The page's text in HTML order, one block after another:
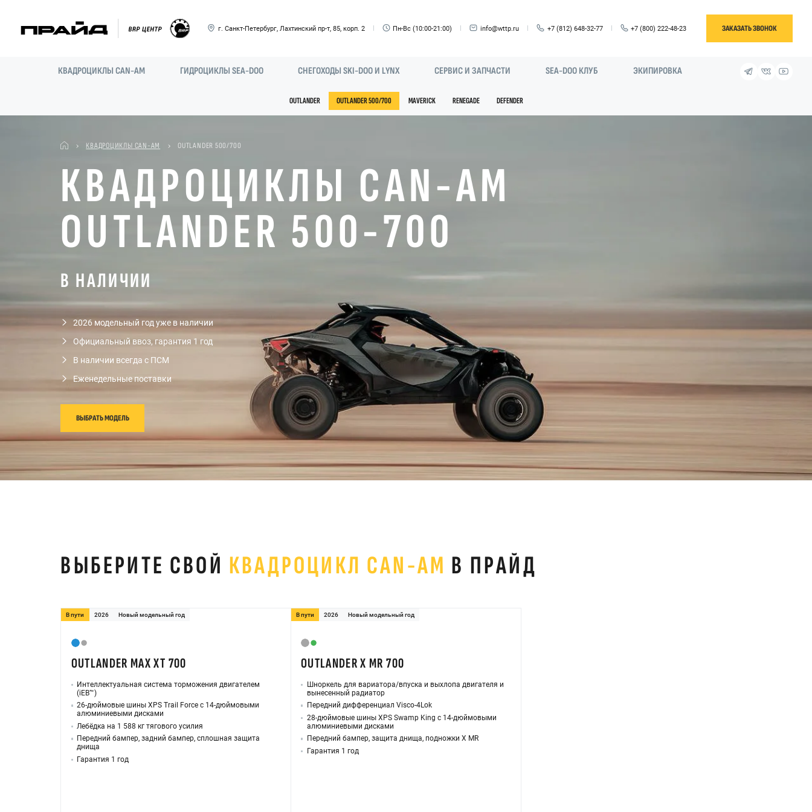
г. Санкт-Петербург, Лахтинский пр-т, 85, корп. 2 Пн-Вс (10:00-21:00) info@wttp.ru +7 (812) 648-32-77 +7 (800) 222-48-23 ЗАКАЗАТЬ ЗВОНОК
КВАДРОЦИКЛЫ CAN-AM ГИДРОЦИКЛЫ SEA-DOO СНЕГОХОДЫ SKI-DOO И LYNX СЕРВИС И ЗАПЧАСТИ SEA-DOO КЛУБ ЭКИПИРОВКА
OUTLANDER OUTLANDER 500/700 MAVERICK RENEGADE DEFENDER
КВАДРОЦИКЛЫ CAN-AM OUTLANDER 500/700
КВАДРОЦИКЛЫ CAN-AM
OUTLANDER 500-700
В НАЛИЧИИ
2026 модельный год уже в наличии
Официальный ввоз, гарантия 1 год
В наличии всегда с ПСМ
Еженедельные поставки
ВЫБРАТЬ МОДЕЛЬ
ВЫБЕРИТЕ СВОЙ КВАДРОЦИКЛ CAN-AM В ПРАЙД
В пути 2026 Новый модельный год
OUTLANDER MAX XT 700
Интеллектуальная система торможения двигателем
(iEB™)
26-дюймовые шины XPS Trail Force с 14-дюймовыми
алюминиевыми дисками
Лебёдка на 1 588 кг тягового усилия
Передний бампер, задний бампер, сплошная защита
днища
Гарантия 1 год
В пути 2026 Новый модельный год
OUTLANDER X MR 700
Шноркель для вариатора/впуска и выхлопа двигателя и
вынесенный радиатор
Передний дифференциал Visco-4Lok
28-дюймовые шины XPS Swamp King с 14-дюймовыми
алюминиевыми дисками
Передний бампер, защита днища, подножки X MR
Гарантия 1 год